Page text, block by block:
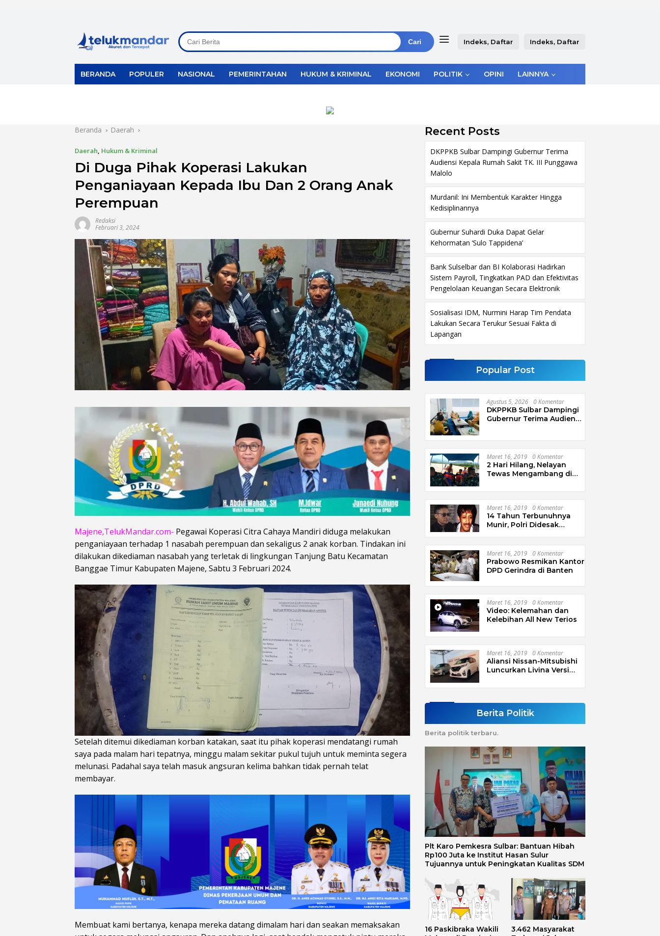
Cari Indeks, Daftar Indeks, Daftar
BERANDA POPULER NASIONAL PEMERINTAHAN HUKUM & KRIMINAL EKONOMI POLITIK OPINI LAINNYA
Beranda Daerah
Daerah, Hukum & Kriminal
Di Duga Pihak Koperasi Lakukan
Penganiayaan Kepada Ibu Dan 2 Orang Anak
Perempuan
Redaksi
Februari 3, 2024
Majene,TelukMandar.com- Pegawai Koperasi Citra Cahaya Mandiri diduga melakukan
penganiayaan terhadap 1 nasabah perempuan dan sekaligus 2 anak korban. Tindakan ini
dilakukan dikediaman nasabah yang terletak di lingkungan Tanjung Batu Kecamatan
Banggae Timur Kabupaten Majene, Sabtu 3 Februari 2024.
Setelah ditemui dikediaman korban katakan, saat itu pihak koperasi mendatangi rumah
saya pada malam hari tepatnya, minggu malam sekitar pukul tujuh untuk meminta segera
melunasi. Padahal saya telah masuk angsuran kelima bahkan tidak pernah telat
membayar.
Membuat kami bertanya, kenapa mereka datang dimalam hari dan seakan memaksakan
Recent Posts
DKPPKB Sulbar Dampingi Gubernur Terima
Audiensi Kepala Rumah Sakit TK. III Punggawa
Malolo
Murdanil: Ini Membentuk Karakter Hingga
Kedisiplinannya
Gubernur Suhardi Duka Dapat Gelar
Kehormatan ‘Sulo Tappidena’
Bank Sulselbar dan BI Kolaborasi Hadirkan
Sistem Payroll, Tingkatkan PAD dan Efektivitas
Pengelolaan Keuangan Secara Elektronik
Sosialisasi IDM, Nurmini Harap Tim Pendata
Lakukan Secara Terukur Sesuai Fakta di
Lapangan
Popular Post
Agustus 5, 2026 0 Komentar
DKPPKB Sulbar Dampingi
Gubernur Terima Audiensi
Maret 16, 2019 0 Komentar
2 Hari Hilang, Nelayan
Tewas Mengambang di
Maret 16, 2019 0 Komentar
14 Tahun Terbunuhnya
Munir, Polri Didesak
Maret 16, 2019 0 Komentar
Prabowo Resmikan Kantor
DPD Gerindra di Banten
Maret 16, 2019 0 Komentar
Video: Kelemahan dan
Kelebihan All New Terios
Maret 16, 2019 0 Komentar
Aliansi Nissan-Mitsubishi
Luncurkan Livina Versi
Berita Politik
Berita politik terbaru.
Plt Karo Pemkesra Sulbar: Bantuan Hibah
Rp100 Juta ke Institut Hasan Sulur
Tujuannya untuk Peningkatan Kualitas SDM
16 Paskibraka Wakili
3.462 Masyarakat